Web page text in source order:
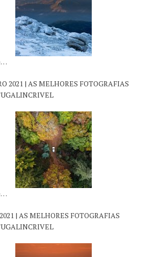
2021 | AS MELHORES FOTOGRAFIAS
| AS MELHORES FOTOGRAFIAS